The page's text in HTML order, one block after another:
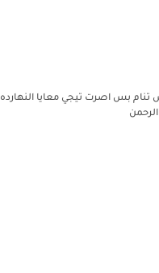
بس اصرت تيجي معايا النهارده